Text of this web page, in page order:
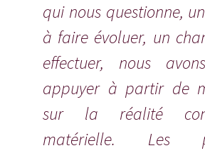
qui nous questionne,
à faire évoluer, un
effectuer, nous
appuyer à partir de
sur la réalité
matérielle. Les